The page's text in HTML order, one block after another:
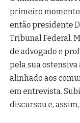
primeiro momento
então presidente
Tribunal Federal.
de advogado e
pela sua
alinhado aos
em entrevista.
discursou e,